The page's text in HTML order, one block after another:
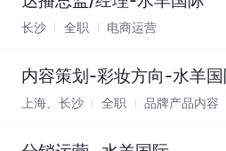
长沙 全职 电商运营
内容策划-彩妆方向-水羊
上海、长沙 全职 品牌产品内容